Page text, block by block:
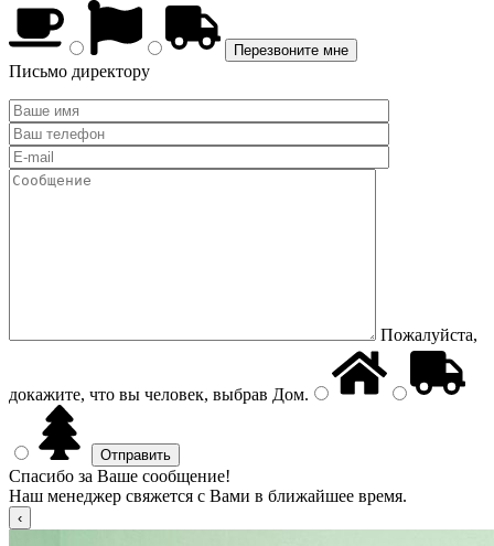
Письмо директору
Пожалуйста,
докажите, что вы человек, выбрав Дом.
Спасибо за Ваше сообщение!
Наш менеджер свяжется с Вами в ближайшее время.